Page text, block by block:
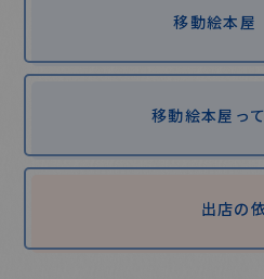
移動絵本屋
移動絵本屋っ
出店の